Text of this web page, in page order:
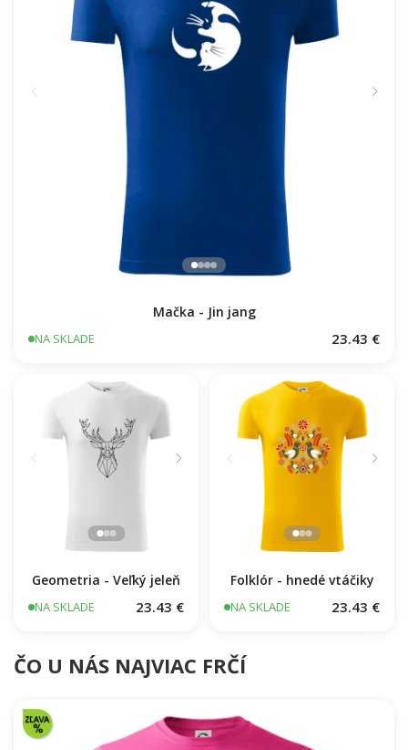
Mačka - Jin jang
NA SKLADE 23.43 €
Geometria - Veľký jeleň
NA SKLADE 23.43 €
Folklór - hnedé vtáčiky
NA SKLADE 23.43 €
ČO U NÁS NAJVIAC FRČÍ